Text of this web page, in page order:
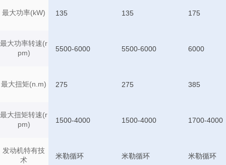
最大功率(kW)
最大功率转速(r
pm)
最大扭矩(n.m)
最大扭矩转速(r
pm)
发动机特有技
术
135 135 175
5500-6000 5500-6000 6000
275 275 385
1500-4000 1500-4000 1700-4000
米勒循环 米勒循环 米勒循环